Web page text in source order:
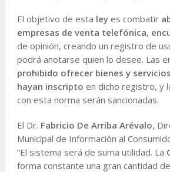
El objetivo de esta leyes combatir
empresas de venta telefónica,
de opinión, creando un registro de
podrá anotarse quien lo desee. Las
prohibido ofrecer bienes y servicios
hayan inscripto en dicho registro, y
con esta norma serán sancionadas.
El Dr. Fabricio De Arriba Arévalo,
Municipal de Información al
“El sistema será de suma utilidad. La
forma constante una gran cantidad